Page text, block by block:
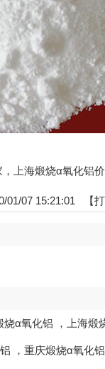
上海煅烧α氧化铝
01/07 15:21:01 【
烧α氧化铝 ， 上海煅
， 重庆煅烧α氧化铝